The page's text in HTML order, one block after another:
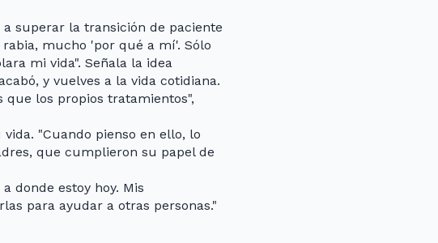
superar la transición de paciente
mucho 'por qué a mí'. Sólo
mi vida". Señala la idea
y vuelves a la vida cotidiana.
los propios tratamientos",
"Cuando pienso en ello, lo
que cumplieron su papel de
donde estoy hoy. Mis
para ayudar a otras personas."